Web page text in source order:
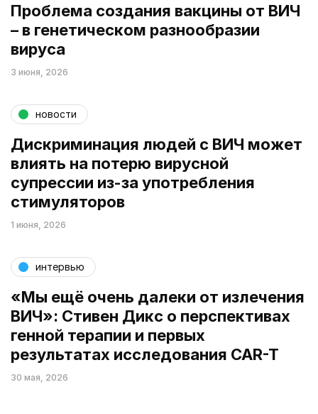
Проблема создания вакцины от ВИЧ
– в генетическом разнообразии
вируса
3 июня, 2026
новости
Дискриминация людей с ВИЧ может
влиять на потерю вирусной
супрессии из-за употребления
стимуляторов
1 июня, 2026
интервью
«Мы ещё очень далеки от излечения
ВИЧ»: Стивен Дикс о перспективах
генной терапии и первых
результатах исследования CAR-T
30 мая, 2026